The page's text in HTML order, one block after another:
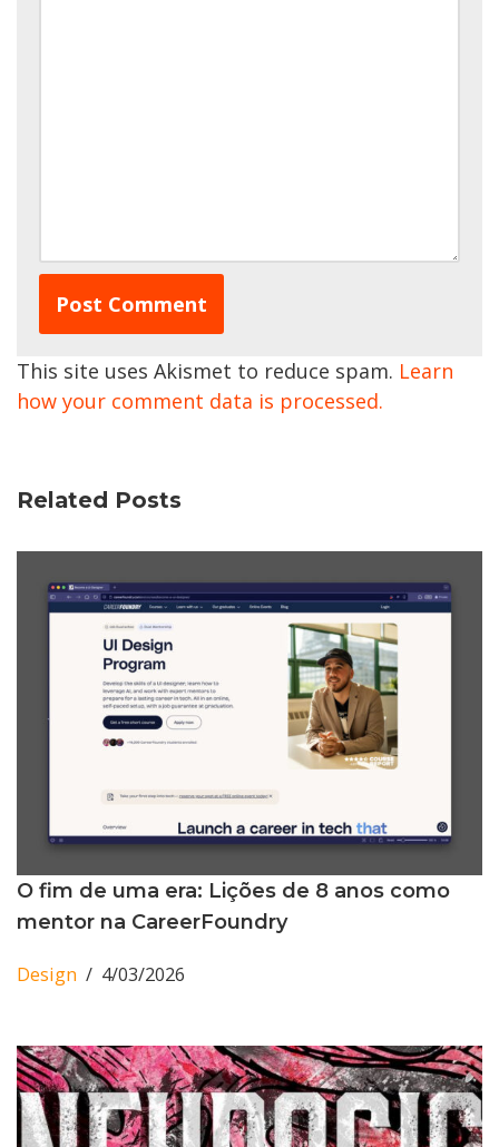
This site uses Akismet to reduce spam. Learn
how your comment data is processed.
Related Posts
O fim de uma era: Lições de 8 anos como
mentor na CareerFoundry
Design 4/03/2026